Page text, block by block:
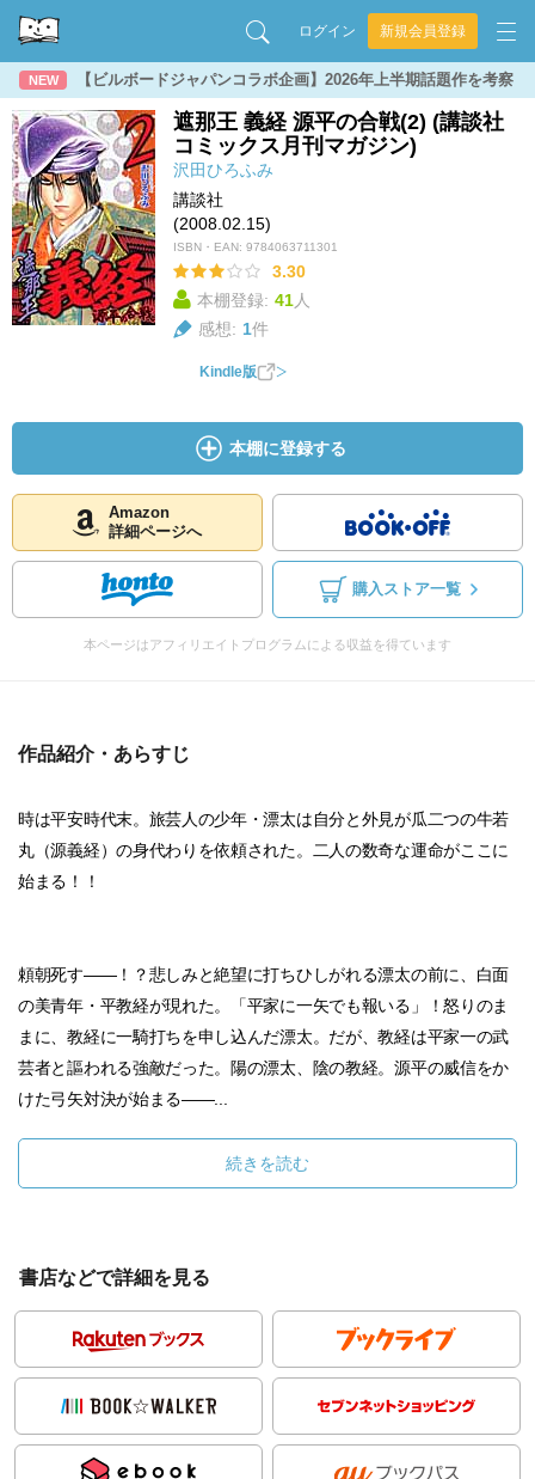
ログイン 新規会員登録
NEW 【ビルボードジャパンコラボ企画】2026年上半期話題作を考察
遮那王 義経 源平の合戦(2) (講談社
コミックス月刊マガジン)
沢田ひろふみ
講談社
(2008.02.15)
ISBN・EAN: 9784063711301
3.30
本棚登録: 41人
感想: 1件
Kindle版
本棚に登録する
Amazon
詳細ページへ
購入ストア一覧
本ページはアフィリエイトプログラムによる収益を得ています
作品紹介・あらすじ
時は平安時代末。旅芸人の少年・漂太は自分と外見が瓜二つの牛若
丸（源義経）の身代わりを依頼された。二人の数奇な運命がここに
始まる！！
頼朝死す――！？悲しみと絶望に打ちひしがれる漂太の前に、白面
の美青年・平教経が現れた。「平家に一矢でも報いる」！怒りのま
まに、教経に一騎打ちを申し込んだ漂太。だが、教経は平家一の武
芸者と謳われる強敵だった。陽の漂太、陰の教経。源平の威信をか
けた弓矢対決が始まる――...
続きを読む
書店などで詳細を見る